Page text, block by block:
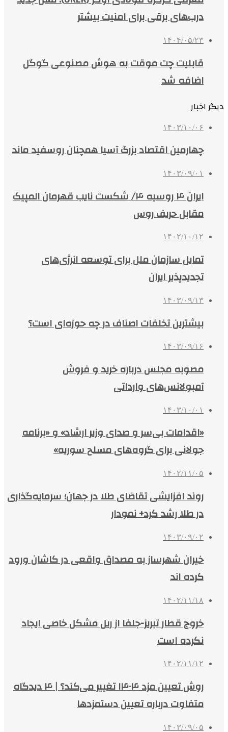
درب‌های برقی برای امنیت بیشتر
۱۴۰۴/۰۵/۲۳
قابلیت چت موقت به هوش مصنوعی گوگل
اضافه شد
دیگر اخبار
۱۴۰۳/۱۰/۰۶
چهارمین اقتصاد بزرگ آسیا همچنان روسفید ماند
۱۴۰۳/۰۹/۰۱
ایران ۴ روسیه ۴/ شکست نایب قهرمان المپیک
مقابل حریف روس
۱۴۰۲/۱۰/۱۲
تمایل سازمان ملل برای توسعه انرژی‌های
تجدیدپذیر ایران
۱۴۰۳/۰۹/۱۳
بیشترین تخلفات اصناف در چه حوزه‌ای است؟
۱۴۰۳/۰۹/۱۶
مصوبه مجلس درباره خرید و فروش
آمبولانس‌های وارداتی
۱۴۰۳/۱۰/۰۱
«اقدامات بی‌سر و صدای وزیر ارشاد» و «برنامه
جولانی برای گروه‌های مسلح سوریه»
۱۴۰۲/۱۱/۰۵
روند افزایشی تقاضای طلا در جهان؛ سرمایه‌گذاری
در طلا رشد کرد+ نمودار
۱۴۰۳/۰۹/۰۲
خیران شهرساز به مصداق واقعی در کاشان ورود
کرده اند
۱۴۰۲/۱۱/۱۸
خروج قطار تبریز-جلفا از ریل مشکل خاصی ایجاد
نکرده است
۱۴۰۲/۱۱/۱۲
روش تعیین مزد ۱۴۰۴ تغییر می‌کند؟ | ۴ دیدگاه
متفاوت درباره تعیین دستمزدها
۱۴۰۳/۰۹/۰۵